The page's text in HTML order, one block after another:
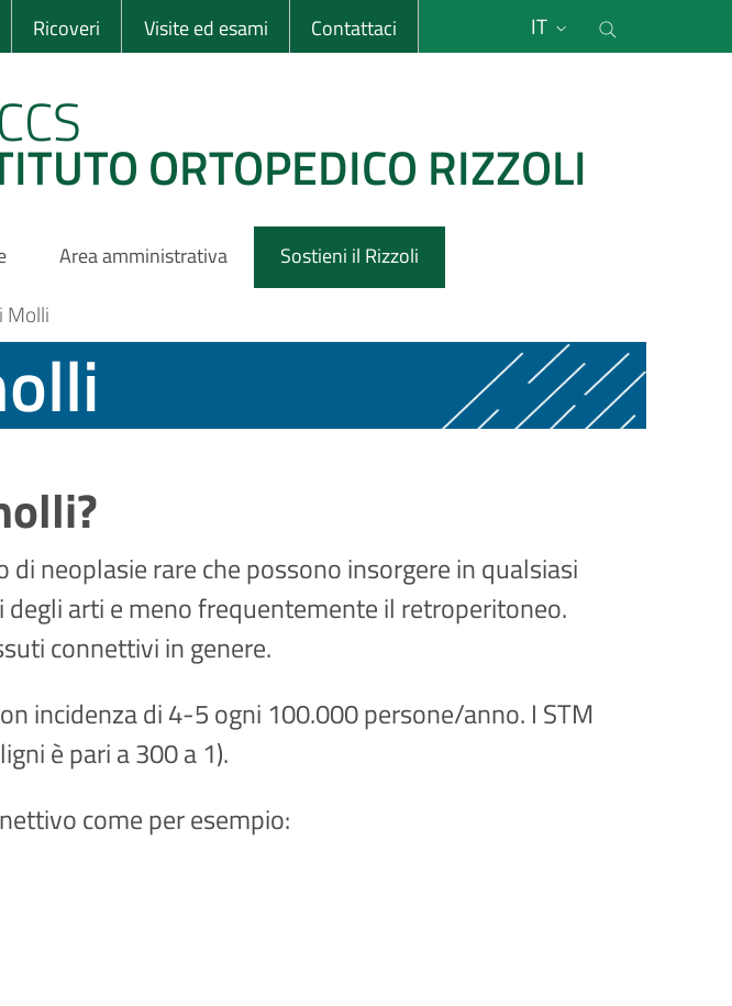
Rizzoli
Ricoveri Visite ed esami Contattaci IT
ORTOPEDICO RIZZOLI
Area amministrativa Sostieni il Rizzoli
Molli
neoplasie rare che possono insorgere in qualsiasi
arti e meno frequentemente il retroperitoneo.
connettivi in genere.
incidenza di 4-5 ogni 100.000 persone/anno. I STM
è pari a 300 a 1).
come per esempio: